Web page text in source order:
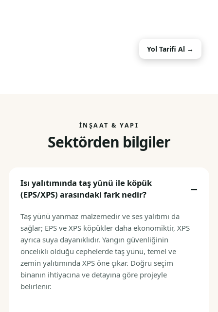
Yol Tarifi Al →
İNŞAAT & YAPI
Sektörden bilgiler
Isı yalıtımında taş yünü ile köpük
(EPS/XPS) arasındaki fark nedir?
Taş yünü yanmaz malzemedir ve ses yalıtımı da
sağlar; EPS ve XPS köpükler daha ekonomiktir, XPS
ayrıca suya dayanıklıdır. Yangın güvenliğinin
öncelikli olduğu cephelerde taş yünü, temel ve
zemin yalıtımında XPS öne çıkar. Doğru seçim
binanın ihtiyacına ve detayına göre projeyle
belirlenir.